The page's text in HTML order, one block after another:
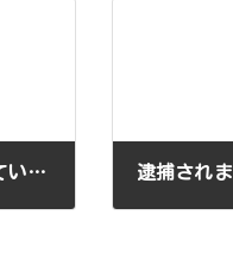
法務局で自筆証書遺言書が保管されているか調べる方法はありませんか？